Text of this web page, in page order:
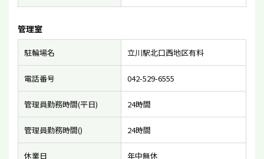
管理室
駐輪場名 立川駅北口西地区有料
電話番号 042-529-6555
管理員勤務時間(平日) 24時間
管理員勤務時間() 24時間
休業日 年中無休